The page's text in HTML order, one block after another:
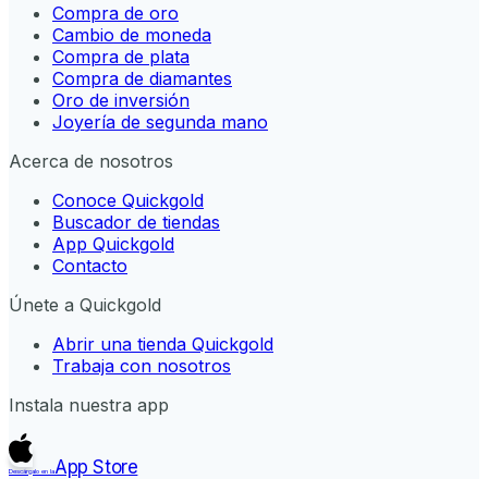
Compra de oro
Cambio de moneda
Compra de plata
Compra de diamantes
Oro de inversión
Joyería de segunda mano
Acerca de nosotros
Conoce Quickgold
Buscador de tiendas
App Quickgold
Contacto
Únete a Quickgold
Abrir una tienda Quickgold
Trabaja con nosotros
Instala nuestra app
Descárgalo en laApp Store